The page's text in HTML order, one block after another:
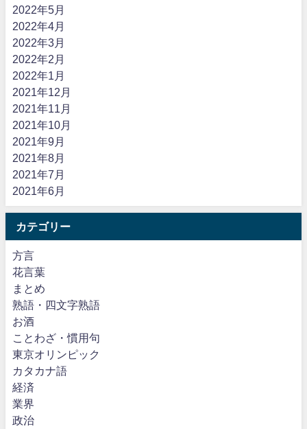
2022年5月
2022年4月
2022年3月
2022年2月
2022年1月
2021年12月
2021年11月
2021年10月
2021年9月
2021年8月
2021年7月
2021年6月
カテゴリー
方言
花言葉
まとめ
熟語・四文字熟語
お酒
ことわざ・慣用句
東京オリンピック
カタカナ語
経済
業界
政治